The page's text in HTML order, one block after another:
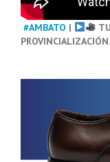
#AMBATO |